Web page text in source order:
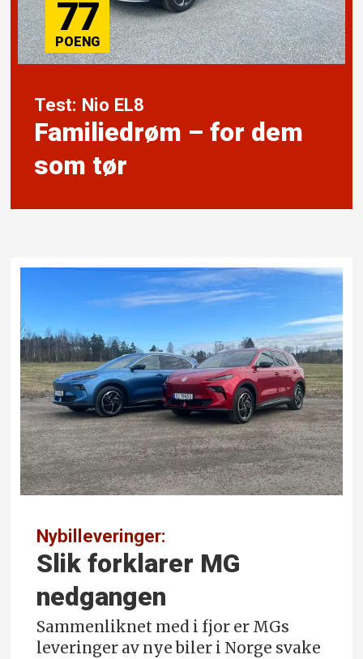
77
Test: Nio EL8
Familiedrøm – for dem
som tør
Nybilleveringer:
Slik forklarer MG
nedgangen
Sammenliknet med i fjor er MGs
leveringer av nye biler i Norge svake